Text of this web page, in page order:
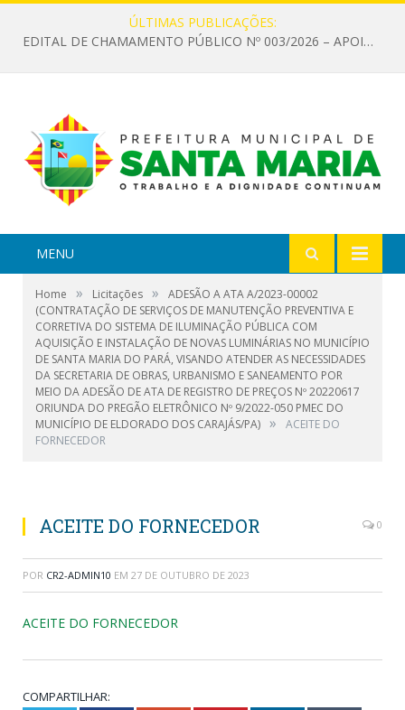
ÚLTIMAS PUBLICAÇÕES:
EDITAL DE CHAMAMENTO PÚBLICO Nº 003/2026 – APOIO À INFRAESTRUTURA CULTURAL
MENU
Home » Licitações »
ADESÃO A ATA A/2023-00002
(CONTRATAÇÃO DE SERVIÇOS DE MANUTENÇÃO PREVENTIVA E
CORRETIVA DO SISTEMA DE ILUMINAÇÃO PÚBLICA COM
AQUISIÇÃO E INSTALAÇÃO DE NOVAS LUMINÁRIAS NO MUNICÍPIO
DE SANTA MARIA DO PARÁ, VISANDO ATENDER AS NECESSIDADES
DA SECRETARIA DE OBRAS, URBANISMO E SANEAMENTO POR
MEIO DA ADESÃO DE ATA DE REGISTRO DE PREÇOS Nº 20220617
ORIUNDA DO PREGÃO ELETRÔNICO Nº 9/2022-050 PMEC DO
MUNICÍPIO DE ELDORADO DOS CARAJÁS/PA) »
ACEITE DO
FORNECEDOR
ACEITE DO FORNECEDOR 0
POR CR2-ADMIN10 EM 27 DE OUTUBRO DE 2023
ACEITE DO FORNECEDOR
COMPARTILHAR: